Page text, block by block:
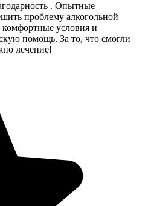
. Опытные
проблему алкогольной
комфортные условия и
помощь. За то, что смогли
лечение!